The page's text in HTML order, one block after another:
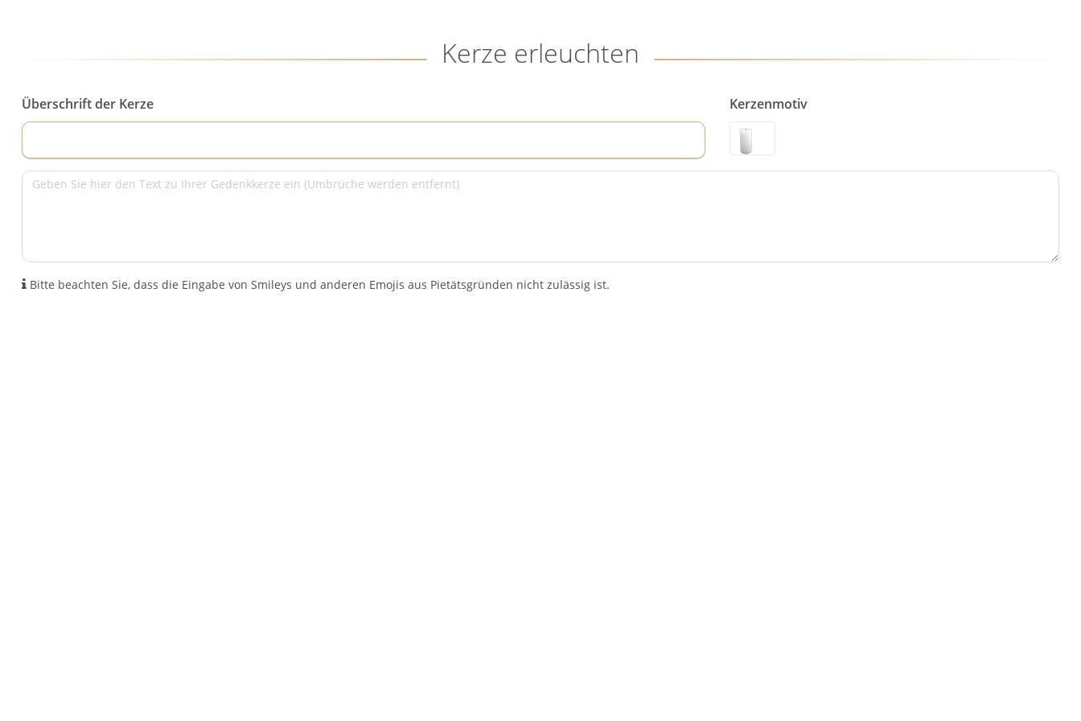
Kerze erleuchten
Überschrift der Kerze Kerzenmotiv
Bitte beachten Sie, dass die Eingabe von Smileys und anderen Emojis aus Pietätsgründen nicht zulässig ist.